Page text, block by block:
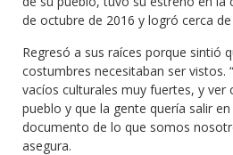
de octubre de 2016 y logró cerca
Regresó a sus raíces porque sintió
costumbres necesitaban ser vistos.
vacíos culturales muy fuertes, y
pueblo y que la gente quería salir
documento de lo que somos
asegura.